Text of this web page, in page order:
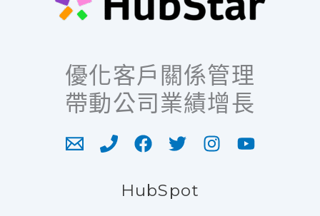
優化客戶關係管理
帶動公司業績增長
HubSpot